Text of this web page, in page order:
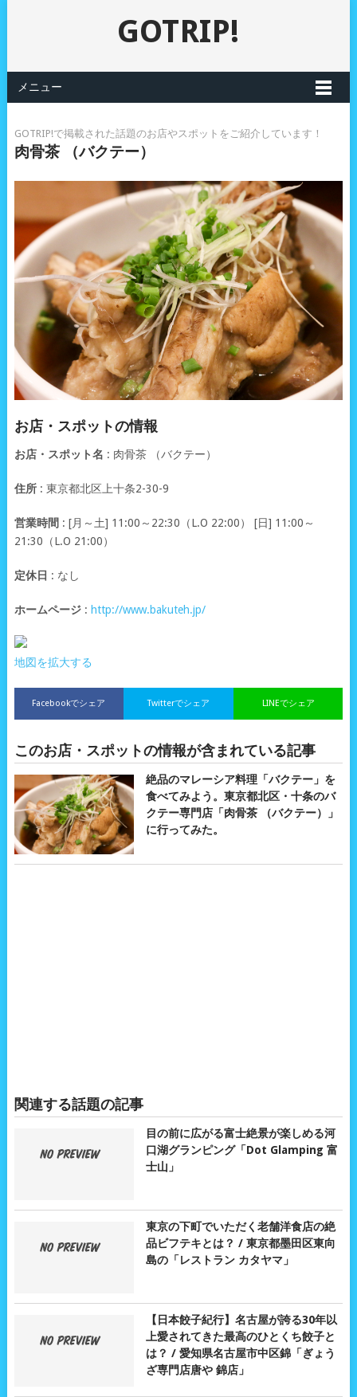
GOTRIP!
メニュー
GOTRIP!で掲載された話題のお店やスポットをご紹介しています！
肉骨茶 （バクテー）
お店・スポットの情報
お店・スポット名 : 肉骨茶 （バクテー）
住所: 東京都北区上十条2-30-9
営業時間 : [月～土] 11:00～22:30（L.O 22:00） [日] 11:00～
21:30（L.O 21:00）
定休日 : なし
ホームページ: http://www.bakuteh.jp/
地図を拡大する
Facebookでシェア LINEでシェア
Twitterでシェア
このお店・スポットの情報が含まれている記事
絶品のマレーシア料理「バクテー」を
食べてみよう。東京都北区・十条のバ
クテー専門店「肉骨茶 （バクテー）」
に行ってみた。
関連する話題の記事
目の前に広がる富士絶景が楽しめる河
口湖グランピング「Dot Glamping 富
士山」
東京の下町でいただく老舗洋食店の絶
品ビフテキとは？ / 東京都墨田区東向
島の「レストラン カタヤマ」
【日本餃子紀行】名古屋が誇る30年以
上愛されてきた最高のひとくち餃子と
は？ / 愛知県名古屋市中区錦「ぎょう
ざ専門店唐や 錦店」